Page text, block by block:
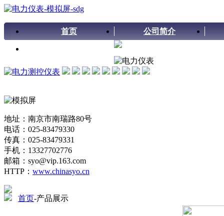
首页 公司简介
地址：南京市南瑞路80号
电话：025-83479330
传真：025-83479331
手机：13327702776
邮箱：syo@vip.163.com
HTTP： www.chinasyo.cn
首页-产品展示